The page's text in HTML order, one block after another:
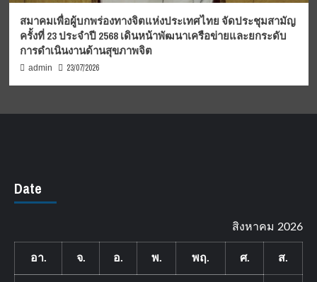
สมาคมเพื่อผู้บกพร่องทางจิตแห่งประเทศไทย จัดประชุมสามัญ
ครั้งที่ 23 ประจำปี 2568 เดินหน้าพัฒนาเครือข่ายและยกระดับ
การดำเนินงานด้านสุขภาพจิต
admin 23/07/2026
Date
สิงหาคม 2026
อา. จ. อ. พ. พฤ. ศ. ส.